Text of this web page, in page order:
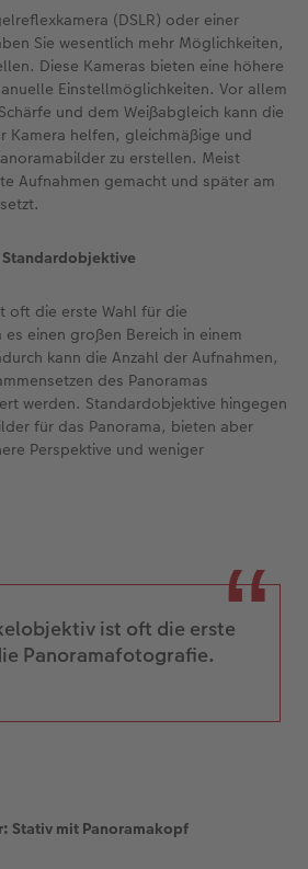
(DSLR) oder einer
Sie wesentlich mehr Möglichkeiten,
Diese Kameras bieten eine höhere
Einstellmöglichkeiten. Vor allem
und dem Weißabgleich kann die
Kamera helfen, gleichmäßige und
zu erstellen. Meist
Aufnahmen gemacht und später am
oft die erste Wahl für die
einen großen Bereich in einem
kann die Anzahl der Aufnahmen,
des Panoramas
werden. Standardobjektive hingegen
für das Panorama, bieten aber
Perspektive und weniger
ist oft die erste
Panoramafotografie.
Stativ mit Panoramakopf